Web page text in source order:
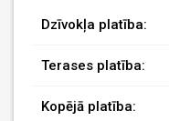
Dzīvokļa platība:
Terases platība:
Kopējā platība: